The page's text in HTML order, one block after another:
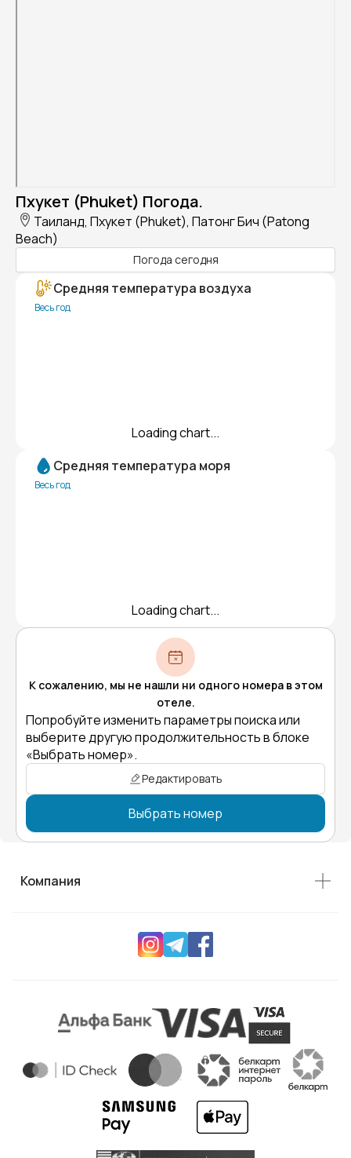
Пхукет (Phuket) Погода.
Таиланд, Пхукет (Phuket), Патонг Бич (Patong
Beach)
Погода сегодня
Средняя температура воздуха
Весь год
Loading chart...
Средняя температура моря
Весь год
Loading chart...
К сожалению, мы не нашли ни одного номера в этом
отеле.
Попробуйте изменить параметры поиска или
выберите другую продолжительность в блоке
«Выбрать номер».
Редактировать
Выбрать номер
Компания